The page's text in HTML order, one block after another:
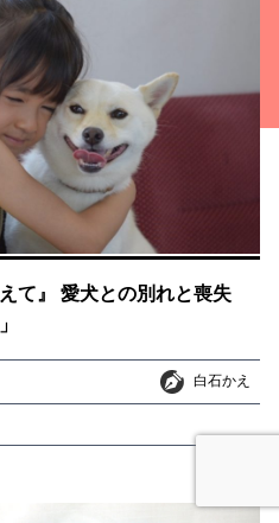
て』 愛犬との別れと喪失
白石かえ
白石かえ